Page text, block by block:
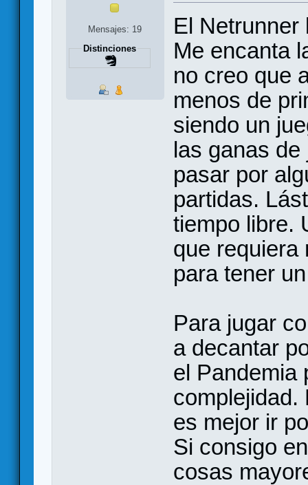
Mensajes: 19
Distinciones
El
Me encanta
no creo que
menos de
siendo un
las ganas
pasar por
partidas.
tiempo libre.
que requiera
para tener
Para jugar
a decantar
el Pandemia
complejidad.
es mejor ir
Si consigo
cosas